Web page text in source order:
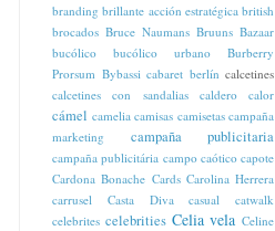
branding brillante acción estratégica british
brocados Bruce Naumans Bruuns Bazaar
bucólico
bucólico urbano
Burberry
Prorsum Bybassi cabaret berlín calcetines
calcetines con sandalias
caldero calor
cámel camelia camisas camisetas campaña
marketing
campaña publicitaria
campaña publicitária campo caótico capote
Cardona Bonache Cards Carolina Herrera
carrusel
Casta Diva casual
catwalk
celebrites celebrities Celia vela Celine